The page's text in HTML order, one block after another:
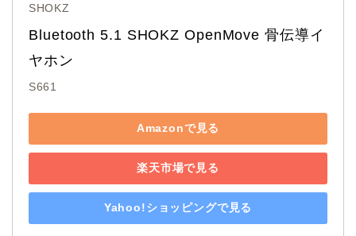
SHOKZ
Bluetooth 5.1 SHOKZ OpenMove 骨伝導イ
ヤホン
S661
Amazonで見る
楽天市場で見る
Yahoo!ショッピングで見る